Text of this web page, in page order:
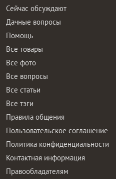
Сейчас обсуждают
Дачные вопросы
Помощь
Все товары
Все фото
Все вопросы
Все статьи
Все тэги
Правила общения
Пользовательское соглашение
Политика конфиденциальности
Контактная информация
Правообладателям